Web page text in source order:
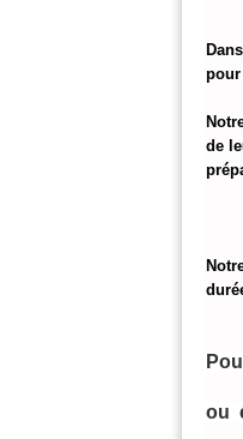
pour
de
ou